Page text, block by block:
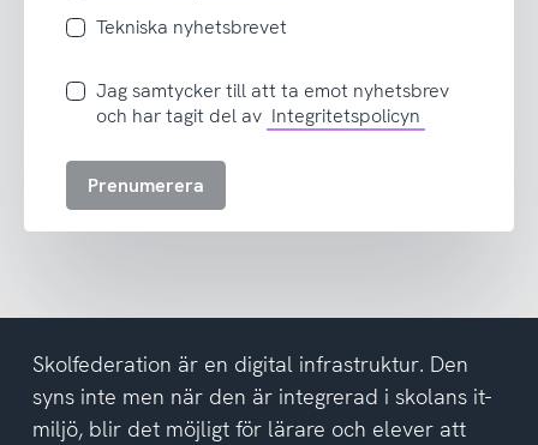
Tekniska nyhetsbrevet
Jag
samtycker
att
del
av
integritetspolicyn
Jag samtycker till att ta emot nyhetsbrev
och har tagit del av Integritetspolicyn
Prenumerera
Skolfederation är en digital infrastruktur. Den
syns inte men när den är integrerad i skolans it-
miljö, blir det möjligt för lärare och elever att